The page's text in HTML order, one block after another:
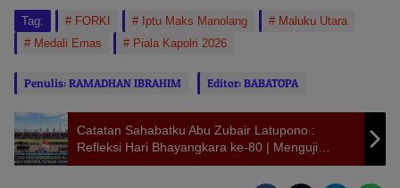
Tag: FORKI Iptu Maks Manolang
Maluku Utara
Medali Emas
Piala Kapolri 2026
Penulis: RAMADHAN IBRAHIM Editor: BABATOPA
Catatan Sahabatku Abu Zubair Latupono :
Refleksi Hari Bhayangkara ke-80 | Menguji
Komitmen, Rayakan Harapan